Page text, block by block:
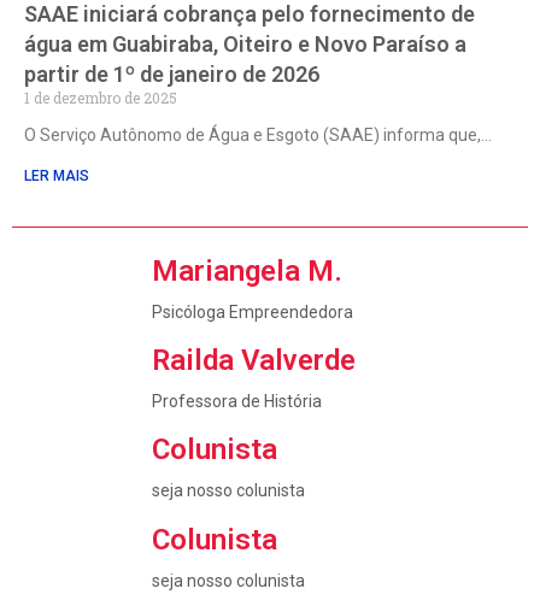
SAAE iniciará cobrança pelo fornecimento de
água em Guabiraba, Oiteiro e Novo Paraíso a
partir de 1º de janeiro de 2026
1 de dezembro de 2025
O Serviço Autônomo de Água e Esgoto (SAAE) informa que,
LER MAIS
Mariangela M.
Psicóloga Empreendedora
Railda Valverde
Professora de História
Colunista
seja nosso colunista
Colunista
seja nosso colunista